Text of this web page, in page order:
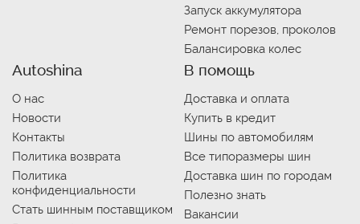
Запуск аккумулятора
Ремонт порезов, проколов
Балансировка колес
Autoshina
О нас
Новости
Контакты
Политика возврата
Политика
конфиденциальности
Стать шинным поставщиком
В помощь
Доставка и оплата
Купить в кредит
Шины по автомобилям
Все типоразмеры шин
Доставка шин по городам
Полезно знать
Вакансии